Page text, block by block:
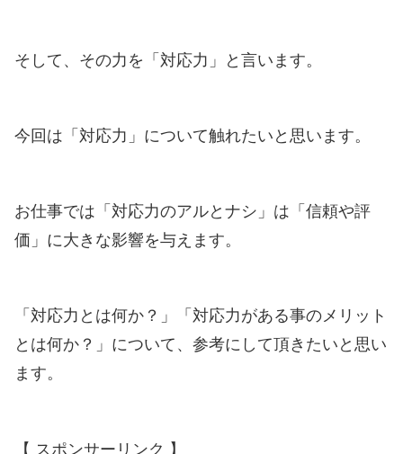
そして、その力を「対応力」と言います。
今回は「対応力」について触れたいと思います。
お仕事では「対応力のアルとナシ」は「信頼や評
価」に大きな影響を与えます。
「対応力とは何か？」「対応力がある事のメリット
とは何か？」について、参考にして頂きたいと思い
ます。
【 スポンサーリンク 】